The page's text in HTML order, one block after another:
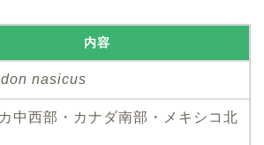
内容
nasicus
中西部・カナダ南部・メキシコ北